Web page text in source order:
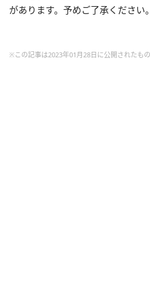
があります。予めご了承ください。
※この記事は2023年01月28日に公開されたも